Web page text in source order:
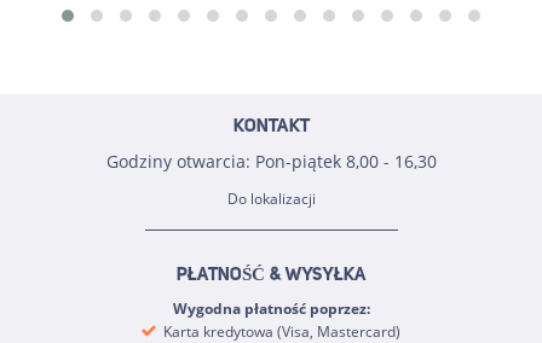
KONTAKT
Godziny otwarcia: Pon-piątek 8,00 - 16,30
Do lokalizacji
PŁATNOŚĆ & WYSYŁKA
Wygodna płatność poprzez:
Karta kredytowa (Visa, Mastercard)